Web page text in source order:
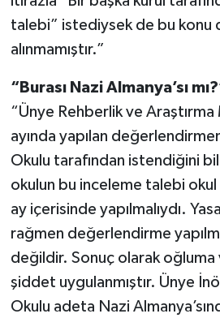
talebi” istediysek de bu konu
alınmamıştır.”
“Burası Nazi Almanya’sı
“Ünye Rehberlik ve
ayında yapılan
Okulu tarafından istendiğini
okulun bu inceleme talebi okul
ay içerisinde yapılmalıydı.
rağmen değerlendirme
değildir. Sonuç olarak oğluma
şiddet uygulanmıştır. Ünye
Okulu adeta Nazi